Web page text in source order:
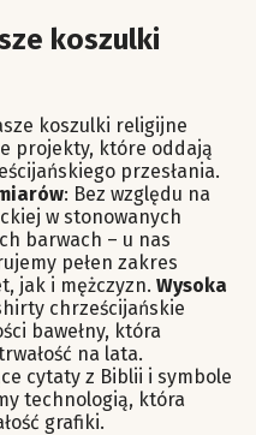
koszulki
koszulki religijne
projekty, które oddają
przesłania.
: Bez względu na
w stonowanych
barwach – u nas
pełen zakres
jak i mężczyzn. Wysoka
chrześcijańskie
bawełny, która
na lata.
cytaty z Biblii i symbole
technologią, która
grafiki.